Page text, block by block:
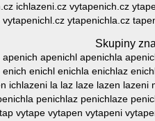
ichlazeni.cz vytapenich.cz
vytapenichl.cz ytapenichla.cz
Skupiny
apenichl apenichla
enichl enichla enichlaz
ichlazeni la laz laze lazen
penichlaz penichlaze
vytape vytapen vytapeni